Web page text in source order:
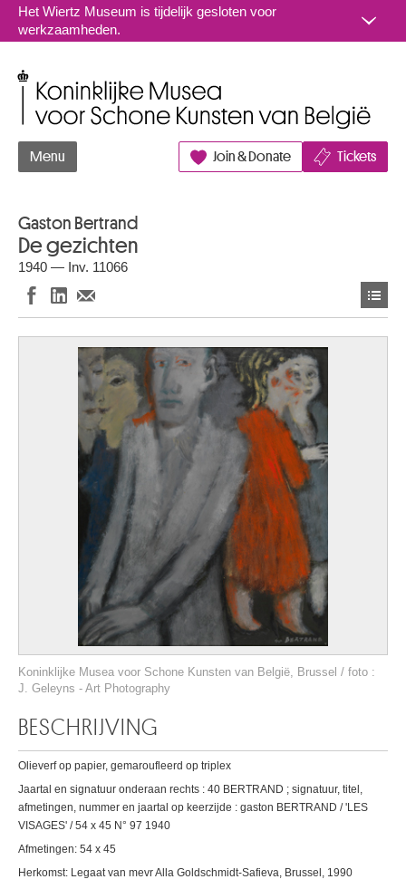
Naar inhoud
Het Wiertz Museum is tijdelijk gesloten voor
werkzaamheden.
Menu Join & Donate Tickets
Gaston Bertrand
De gezichten
1940 — Inv. 11066
Koninklijke Musea voor Schone Kunsten van België, Brussel / foto :
J. Geleyns - Art Photography
BESCHRIJVING
Olieverf op papier, gemaroufleerd op triplex
Jaartal en signatuur onderaan rechts : 40 BERTRAND ; signatuur, titel,
afmetingen, nummer en jaartal op keerzijde : gaston BERTRAND / 'LES
VISAGES' / 54 x 45 N° 97 1940
Afmetingen: 54 x 45
Herkomst: Legaat van mevr Alla Goldschmidt-Safieva, Brussel, 1990